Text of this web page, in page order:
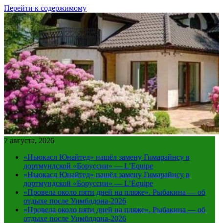
Перейти к содержимому
7 августа, 2026
«Ньюкасл Юнайтед» нашёл замену Гимарайнсу в
дортмундской «Боруссии» — L’Equipe
«Ньюкасл Юнайтед» нашёл замену Гимарайнсу в
дортмундской «Боруссии» — L’Equipe
«Провела около пяти дней на пляже». Рыбакина — об
отдыхе после Уимблдона-2026
«Провела около пяти дней на пляже». Рыбакина — об
отдыхе после Уимблдона-2026